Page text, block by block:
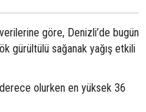
göre, Denizli’de bugün
gürültülü sağanak yağış etkili
derece olurken en yüksek 36